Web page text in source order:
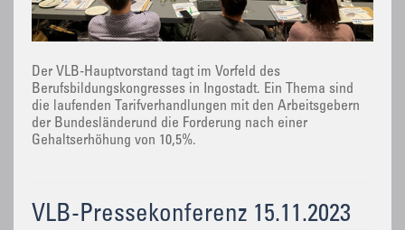
Der VLB-Hauptvorstand tagt im Vorfeld des
Berufsbildungskongresses in Ingostadt. Ein Thema sind
die laufenden Tarifverhandlungen mit den Arbeitsgebern
der Bundesländerund die Forderung nach einer
Gehaltserhöhung von 10,5%.
VLB-Pressekonferenz 15.11.2023